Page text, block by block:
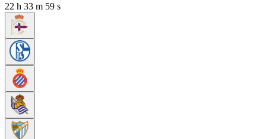
22 h 33 m 58 s